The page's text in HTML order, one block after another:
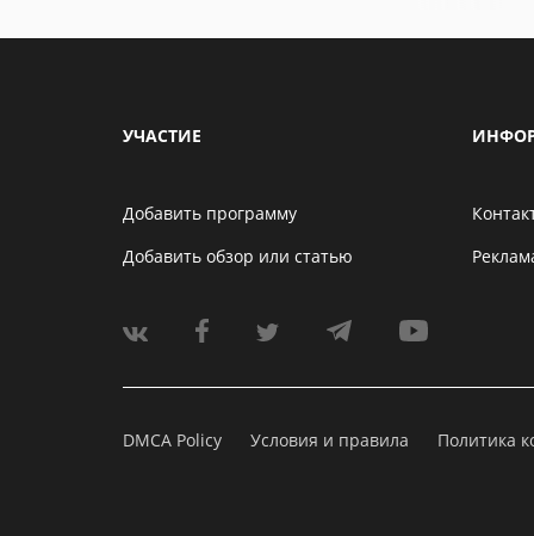
УЧАСТИЕ
Добавить программу
Добавить обзор или статью
DMCA Policy Условия и правила Политика